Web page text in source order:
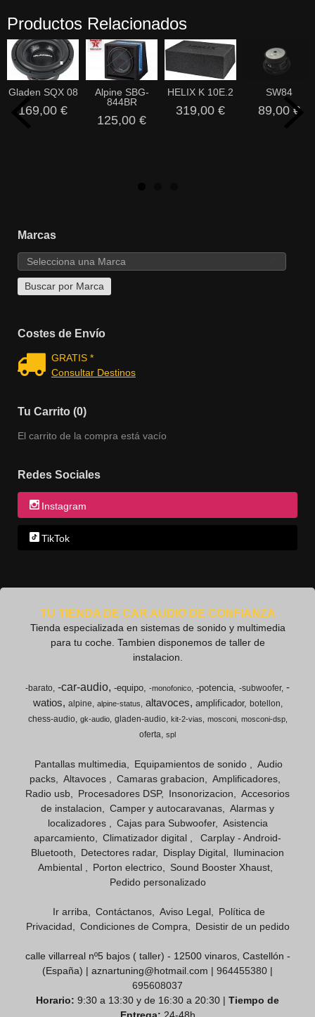
Marcas
Costes de Envío
GRATIS *
Consultar Destinos
Tu Carrito (0)
El carrito de la compra está vacío
Redes Sociales
Instagram
TikTok
Productos Relacionados
Gladen SQX 08
169,00 €
Alpine SBG-
844BR
125,00 €
HELIX K 10E.2
319,00 €
SW84
89,00 €
TU TIENDA DE CAR AUDIO DE CONFIANZA
Tienda especializada en sistemas de sonido y multimedia
para tu coche. Tambien disponemos de taller de
instalacion.
-barato -car-audio -equipo -monofonico -potencia -subwoofer -
watios
alpine alpine-status altavoces amplificador
botellon
chess-audio
gk-audio gladen-audio kit-2-vias mosconi mosconi-dsp
oferta spl
Pantallas multimedia Equipamientos de sonido
Audio
packs
Altavoces Camaras grabacion
Amplificadores
Radio usb
Procesadores DSP Insonorizacion
Accesorios
de instalacion
Camper y autocaravanas
Alarmas y
localizadores
Cajas para Subwoofer
Asistencia
aparcamiento
Climatizador digital
Carplay - Android-
Bluetooth
Detectores radar Display Digital
Iluminacion
Ambiental
Porton electrico
Sound Booster Xhaust
Pedido personalizado
Ir arriba Contáctanos Aviso Legal
Política de
Privacidad
Condiciones de Compra Desistir de un pedido
calle villarreal nº5 bajos ( taller) - 12500 vinaros, Castellón -
(España) | aznartuning@hotmail.com | 964455380 |
695608037
Horario: 9:30 a 13:30 y de 16:30 a 20:30 | Tiempo de
Entrega: 24-48h